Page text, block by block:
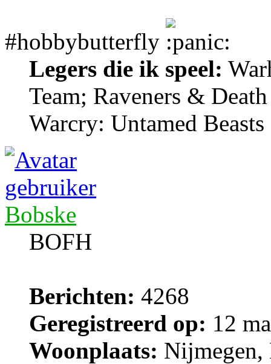
#hobbybutterfly
Legers die ik speel:
Team; Raveners &
Warcry: Untamed Beasts
Bobske
BOFH
Berichten: 4268
Geregistreerd op: 12
Woonplaats: